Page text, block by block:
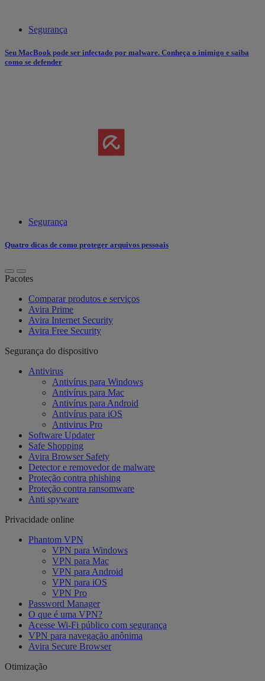
Segurança
Seu MacBook pode ser infectado por malware. Conheça o inimigo e saiba
como se defender
Segurança
Quatro dicas de como proteger arquivos pessoais
Pacotes
Comparar produtos e serviços
Avira Prime
Avira Internet Security
Avira Free Security
Segurança do dispositivo
Antivirus
Antivírus para Windows
Antivírus para Mac
Antivírus para Android
Antivírus para iOS
Antivirus Pro
Software Updater
Safe Shopping
Avira Browser Safety
Detector e removedor de malware
Proteção contra phishing
Proteção contra ransomware
Anti spyware
Privacidade online
Phantom VPN
VPN para Windows
VPN para Mac
VPN para Android
VPN para iOS
VPN Pro
Password Manager
O que é uma VPN?
Acesse Wi-Fi público com segurança
VPN para navegação anônima
Avira Secure Browser
Otimização